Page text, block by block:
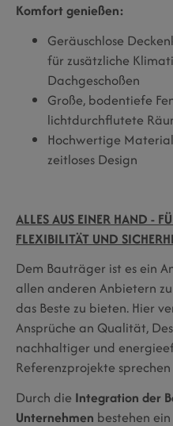
Komfort genießen:
Geräuschlose
für zusätzliche
Dachgeschoßen
Große, bodentiefe
lichtdurchflutete
Hochwertige
zeitloses Design
ALLES AUS EINER HAND -
FLEXIBILITÄT UND
Dem Bauträger ist es ein
allen anderen Anbietern
das Beste zu bieten. Hier
Ansprüche an Qualität,
nachhaltiger und
Referenzprojekte
Durch die Integration der
Unternehmen bestehen